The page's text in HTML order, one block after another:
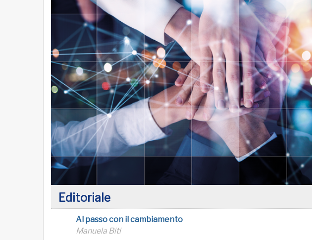
Editoriale
Al passo con il cambiamento
Manuela Biti